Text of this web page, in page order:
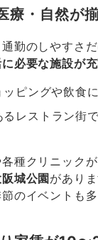
療・自然が
勤のしやすさ
に必要な施設が
ピングや飲食
レストラン街
種クリニックが
城公園があり
のイベントも